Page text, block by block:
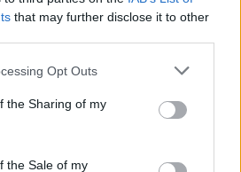
that may further disclose it to other
app uses one or more Google
usage behaviour. You may click to
Google and its third-party tags to
specified purposes in below Google
Opt Outs
the Sharing of my
the Sale of my
του Δούναβη στη
τη γέφυρα του